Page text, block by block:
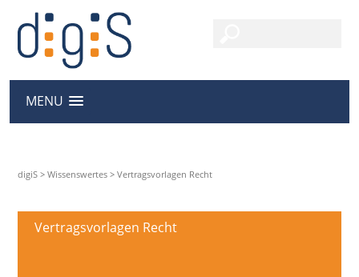
MENU
digiS >Wissenswertes >Vertragsvorlagen Recht
Vertragsvorlagen Recht